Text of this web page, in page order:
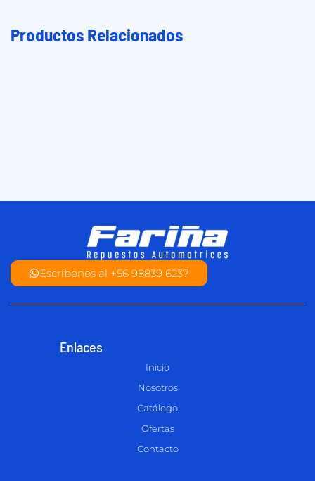
Productos Relacionados
Escríbenos al +56 98839 6237
Enlaces
Inicio
Nosotros
Catálogo
Ofertas
Contacto